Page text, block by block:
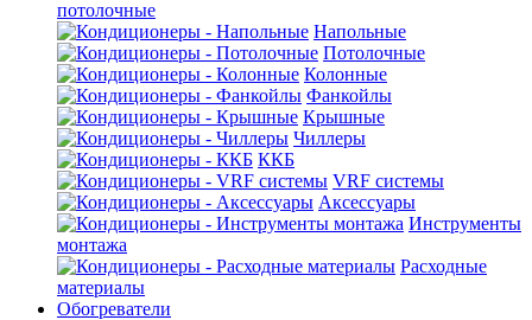
потолочные
Напольные
Потолочные
Колонные
Фанкойлы
Крышные
Чиллеры
ККБ
VRF системы
Аксессуары
Инструменты
монтажа
Расходные
материалы
Обогреватели